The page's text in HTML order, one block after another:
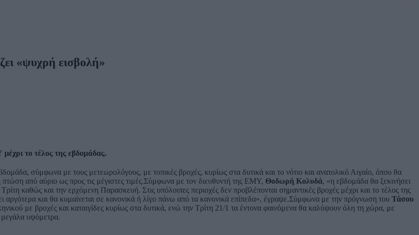
«ψυχρή εισβολή»
το τέλος της εβδομάδας.
σύμφωνα με τους μετεωρολόγους, με τοπικές βροχές, κυρίως στα δυτικά και το νότιο και ανατολικό Αιγαίο, όπου θα
από αύριο ως προς τις μέγιστες τιμές.Σύμφωνα με τον διευθυντή της ΕΜΥ, Θοδωρή Κολυδά, «η εβδομάδα θα ξεκινήσει
καθώς και την ερχόμενη Παρασκευή. Στις υπόλοιπες περιοχές δεν προβλέπονται σημαντικές βροχές μέχρι και το τέλος της
και θα κυμαίνεται σε κανονικά ή λίγο πάνω από τα κανονικά επίπεδα», έγραψε.Σύμφωνα με την πρόγνωση του Τάσου
με βροχές και καταιγίδες κυρίως στα δυτικά, ενώ την Τρίτη 21/1 τα έντονα φαινόμενα θα καλύψουν όλη τη χώρα, με
υψόμετρα.